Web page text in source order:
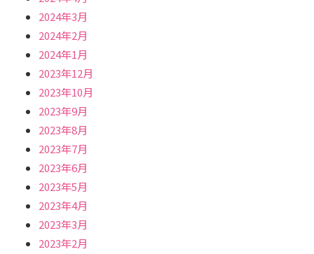
2024年3月
2024年2月
2024年1月
2023年12月
2023年10月
2023年9月
2023年8月
2023年7月
2023年6月
2023年5月
2023年4月
2023年3月
2023年2月